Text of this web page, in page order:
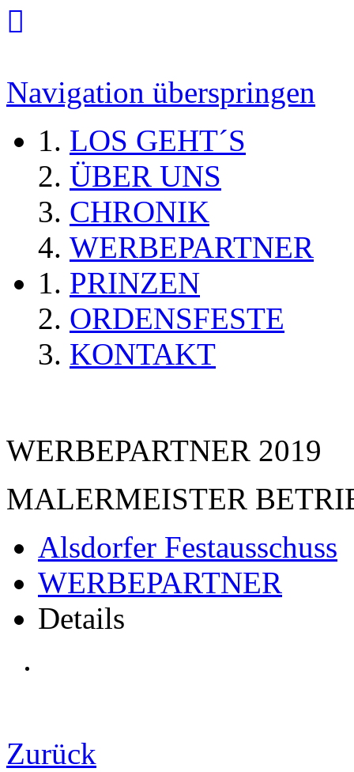
Navigation überspringen
LOS GEHT´S
ÜBER UNS
CHRONIK
WERBEPARTNER
PRINZEN
ORDENSFESTE
KONTAKT
WERBEPARTNER 2019
MALERMEISTER
Alsdorfer Festausschuss
WERBEPARTNER
Details
Zurück